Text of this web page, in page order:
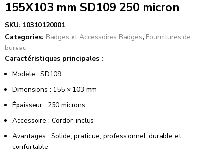
155X103 mm SD109 250 micron
SKU: 10310120001
Categories: Badges et Accessoires Badges, Fournitures de
bureau
Caractéristiques principales :
Modèle : SD109
Dimensions : 155 × 103 mm
Épaisseur : 250 microns
Accessoire : Cordon inclus
Avantages : Solide, pratique, professionnel, durable et
confortable